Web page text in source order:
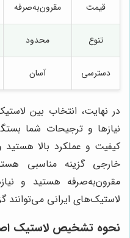
قیمت مقرون‌به‌صرفه
تنوع محدود
دسترسی آسان
در نهایت، انتخاب بین
نیازها و ترجیحات شما
کیفیت و عملکرد بالا
خارجی گزینه مناسبی
مقرون‌به‌صرفه هستید و
لاستیک‌های ایرانی می‌توانند
نحوه تشخیص لاستیک